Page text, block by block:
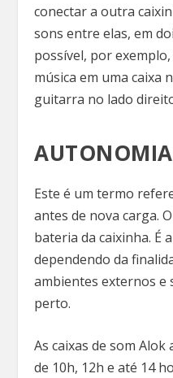
conectar a outra
sons entre elas, em
possível, por
música em uma caixa
guitarra no lado
Este é um termo
antes de nova carga.
bateria da caixinha. É
dependendo da
ambientes externos
perto.
As caixas de som
de 10h, 12h e até 14